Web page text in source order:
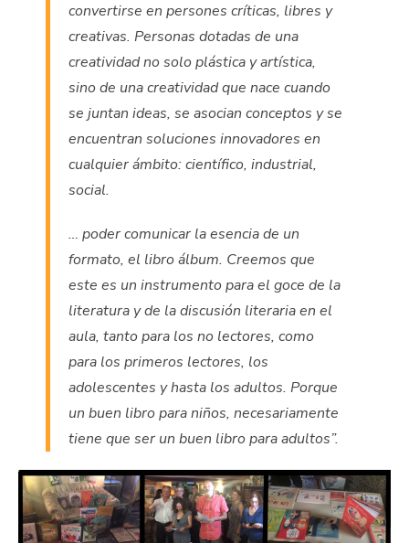
convertirse en persones críticas, libres y
creativas. Personas dotadas de una
creatividad no solo plástica y artística,
sino de una creatividad que nace cuando
se juntan ideas, se asocian conceptos y se
encuentran soluciones innovadores en
cualquier ámbito: científico, industrial,
social.
… poder comunicar la esencia de un
formato, el libro álbum. Creemos que
este es un instrumento para el goce de la
literatura y de la discusión literaria en el
aula, tanto para los no lectores, como
para los primeros lectores, los
adolescentes y hasta los adultos. Porque
un buen libro para niños, necesariamente
tiene que ser un buen libro para adultos”.